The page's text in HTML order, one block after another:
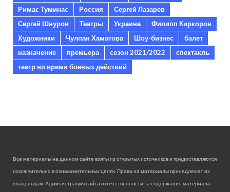
Римас Туминас
Россия
Сергей Лазарев
Сергей Шнуров
Театры Украина
Филипп Киркоров
Художники
Чулпан Хаматова Шоу-бизнес
балет
назначение
премьера сезон 2021/2022
спектакль
театр во время боевых действий
Все материалы на данном сайте взяты из открытых источников и предоставляются
исключительно в ознакомительных целях. Права на материалы принадлежат их
владельцам. Администрация сайта ответственности за содержание материала